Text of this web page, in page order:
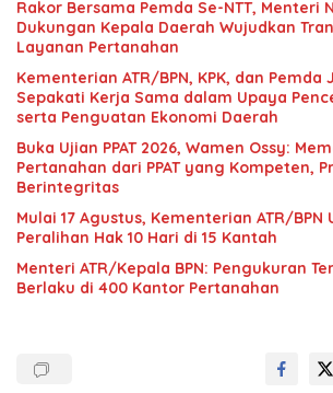
Rakor Bersama Pemda Se-NTT, Menteri
Dukungan Kepala Daerah Wujudkan
Layanan Pertanahan
Kementerian ATR/BPN, KPK, dan Pemda
Sepakati Kerja Sama dalam Upaya
serta Penguatan Ekonomi Daerah
Buka Ujian PPAT 2026, Wamen Ossy:
Pertanahan dari PPAT yang Kompeten,
Berintegritas
Mulai 17 Agustus, Kementerian ATR/BPN
Peralihan Hak 10 Hari di 15 Kantah
Menteri ATR/Kepala BPN: Pengukuran
Berlaku di 400 Kantor Pertanahan